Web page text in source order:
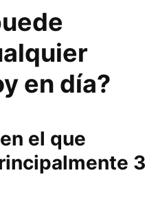
en día?
el que
3